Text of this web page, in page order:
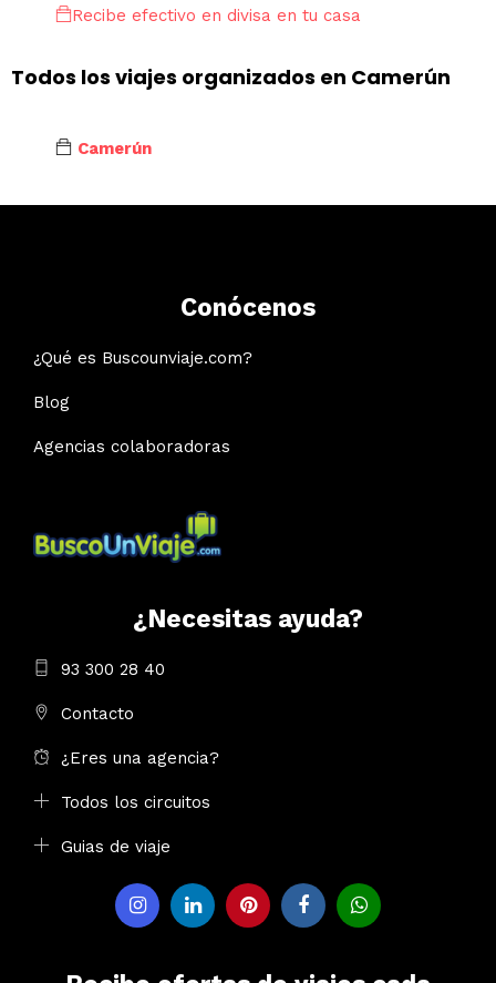
Recibe efectivo en divisa en tu casa
Todos los viajes organizados en Camerún
Camerún
Conócenos
¿Qué es Buscounviaje.com?
Blog
Agencias colaboradoras
¿Necesitas ayuda?
93 300 28 40
Contacto
¿Eres una agencia?
Todos los circuitos
Guias de viaje